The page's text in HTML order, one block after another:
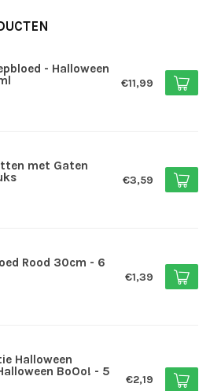
- Halloween
€11,99
met Gaten
€3,59
Rood 30cm - 6
€1,39
Halloween
BoOo! - 5
€2,19